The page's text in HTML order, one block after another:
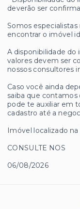
deverão ser
Somos especialistas
encontrar o imóvel
A disponibilidade
valores devem ser
nossos consultores
Caso você ainda
saiba que
pode te auxiliar em
cadastro até a
Imóvel localizado
CONSULTE NOS
06/08/2026